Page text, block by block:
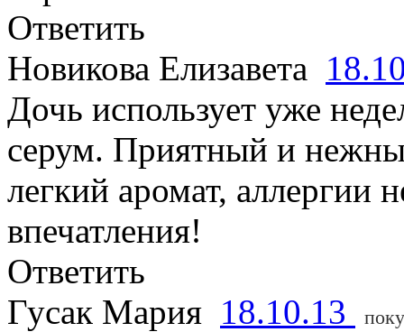
Ответить
Новикова Елизавета
Дочь использует уже
серум. Приятный и
легкий аромат, аллергии
впечатления!
Ответить
Гусак Мария 18.10.13